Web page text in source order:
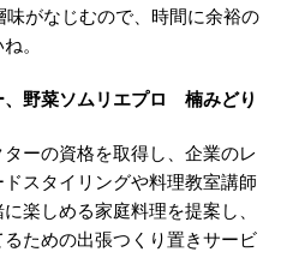
がなじむので、時間に余裕の
。
、野菜ソムリエプロ 楠みどり
ーの資格を取得し、企業のレ
スタイリングや料理教室講師
楽しめる家庭料理を提案し、
ための出張つくり置きサービ